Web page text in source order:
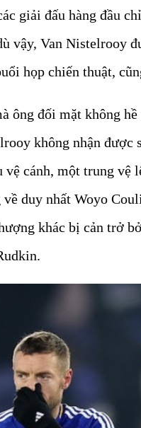
giải đấu hàng đầu
vậy, Van Nistelrooy
họp chiến thuật,
ông đối mặt không hề
không nhận được
vệ cánh, một trung vệ
về duy nhất Woyo
khác bị cản trở